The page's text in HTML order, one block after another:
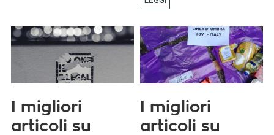
I migliori
articoli su
I migliori
articoli su